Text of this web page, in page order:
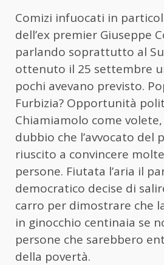
Comizi infuocati in
dell’ex premier Giuseppe
parlando soprattutto al
ottenuto il 25 settembre
pochi avevano previsto.
Furbizia? Opportunità
Chiamiamolo come
dubbio che l’avvocato del
riuscito a convincere
persone. Fiutata l’aria il
democratico decise di
carro per dimostrare che
in ginocchio centinaia se
persone che sarebbero
della povertà.